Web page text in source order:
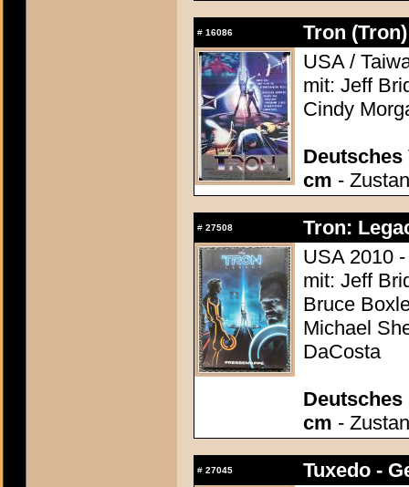
# 16086
Tron (Tron)
USA /
mit: Jeff
Cindy
Deutsches
cm -
# 27508
Tron:
USA 2010
mit: Jeff
Bruce
Michael
DaCosta
Deutsches
cm -
# 27045
Tuxedo -